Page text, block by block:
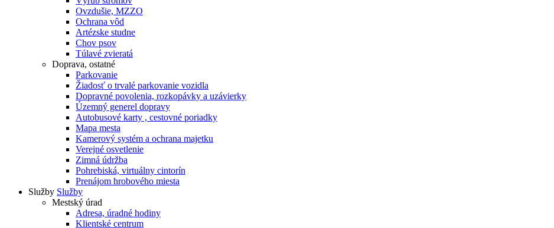
Ovzdušie, MZZO
Ochrana vôd
Artézske studne
Chov psov
Túlavé zvieratá
Doprava, ostatné
Parkovanie
Žiadosť o trvalé parkovanie vozidla
Dopravné povolenia, rozkopávky a uzávierky
Územný generel dopravy
Autobusové karty , cestovné poriadky
Mapa mesta
Kamerový systém a ochrana majetku
Verejné osvetlenie
Zimná údržba
Pohrebiská, virtuálny cintorín
Prenájom hrobového miesta
Služby Služby
Mestský úrad
Adresa, úradné hodiny
Klientské centrum